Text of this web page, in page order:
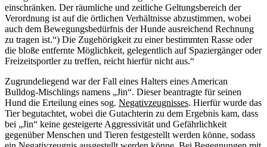
einschränken. Der räumliche und zeitliche Geltungsbereich der
Verordnung ist auf die örtlichen Verhältnisse abzustimmen, wobei
auch dem Bewegungsbedürfnis der Hunde ausreichend Rechnung
zu tragen ist.“) Die Zugehörigkeit zu einer bestimmten Rasse oder
die bloße entfernte Möglichkeit, gelegentlich auf Spaziergänger oder
Freizeitsportler zu treffen, reicht hierfür nicht aus.“
Zugrundeliegend war der Fall eines Halters eines American
Bulldog-Mischlings namens „Jin“. Dieser beantragte für seinen
Hund die Erteilung eines sog. Negativzeugnisses. Hierfür wurde das
Tier begutachtet, wobei die Gutachterin zu dem Ergebnis kam, dass
bei „Jin“ keine gesteigerte Aggressivität und Gefährlichkeit
gegenüber Menschen und Tieren festgestellt werden könne, sodass